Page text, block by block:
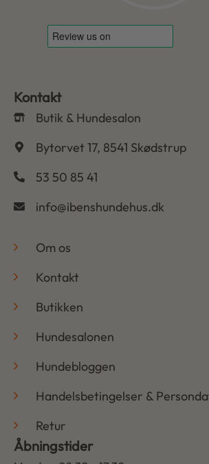
Kontakt
Butik & Hundesalon
Bytorvet 17, 8541 Skødstrup
53 50 85 41
info@ibenshundehus.dk
Om os
Kontakt
Butikken
Hundesalonen
Hundebloggen
Handelsbetingelser &
Retur
Åbningstider